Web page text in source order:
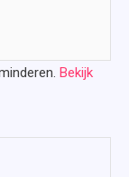
Bekijk